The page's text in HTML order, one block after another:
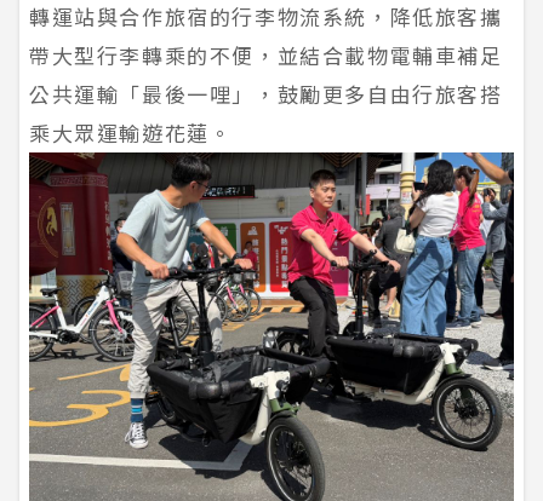
轉運站與合作旅宿的行李物流系統，降低旅客攜
帶大型行李轉乘的不便，並結合載物電輔車補足
公共運輸「最後一哩」，鼓勵更多自由行旅客搭
乘大眾運輸遊花蓮。